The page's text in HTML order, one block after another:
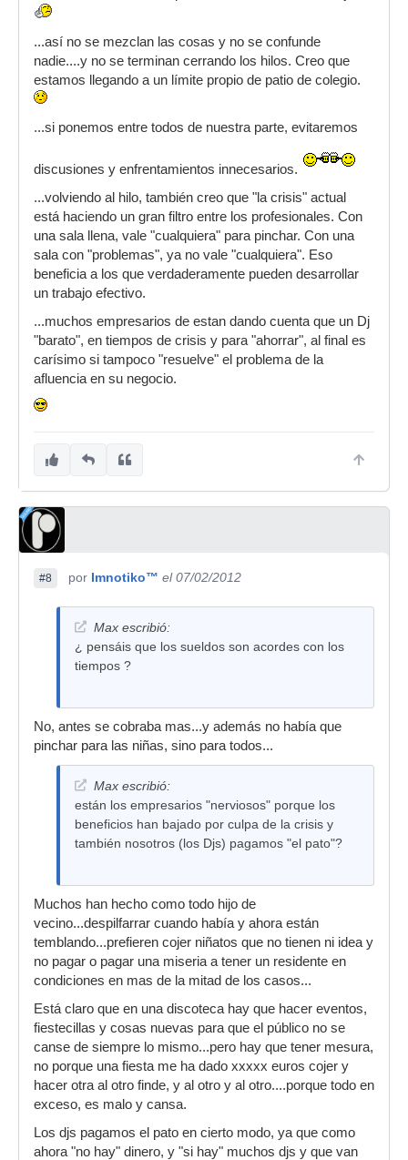
...así no se mezclan las cosas y no se confunde
nadie....y no se terminan cerrando los hilos. Creo que
estamos llegando a un límite propio de patio de colegio.
...si ponemos entre todos de nuestra parte, evitaremos
discusiones y enfrentamientos innecesarios.
...volviendo al hilo, también creo que "la crisis" actual
está haciendo un gran filtro entre los profesionales. Con
una sala llena, vale "cualquiera" para pinchar. Con una
sala con "problemas", ya no vale "cualquiera". Eso
beneficia a los que verdaderamente pueden desarrollar
un trabajo efectivo.
...muchos empresarios de estan dando cuenta que un Dj
"barato", en tiempos de crisis y para "ahorrar", al final es
carísimo si tampoco "resuelve" el problema de la
afluencia en su negocio.
#8 por Imnotiko™ el 07/02/2012
Max escribió:
¿ pensáis que los sueldos son acordes con los
tiempos ?
No, antes se cobraba mas...y además no había que
pinchar para las niñas, sino para todos...
Max escribió:
están los empresarios "nerviosos" porque los
beneficios han bajado por culpa de la crisis y
también nosotros (los Djs) pagamos "el pato"?
Muchos han hecho como todo hijo de
vecino...despilfarrar cuando había y ahora están
temblando...prefieren cojer niñatos que no tienen ni idea y
no pagar o pagar una miseria a tener un residente en
condiciones en mas de la mitad de los casos...
Está claro que en una discoteca hay que hacer eventos,
fiestecillas y cosas nuevas para que el público no se
canse de siempre lo mismo...pero hay que tener mesura,
no porque una fiesta me ha dado xxxxx euros cojer y
hacer otra al otro finde, y al otro y al otro....porque todo en
exceso, es malo y cansa.
Los djs pagamos el pato en cierto modo, ya que como
ahora "no hay" dinero, y "si hay" muchos djs y que van